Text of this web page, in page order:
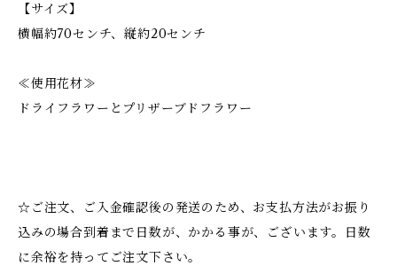
【サイズ】
横幅約70センチ、縦約20センチ
≪使用花材≫
ドライフラワーとプリザーブドフラワー
☆ご注文、ご入金確認後の発送のため、お支払方法がお振り
込みの場合到着まで日数が、かかる事が、ございます。日数
に余裕を持ってご注文下さい。